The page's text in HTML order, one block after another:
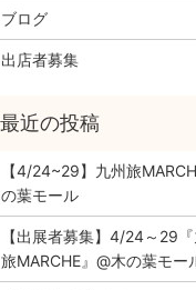
ブログ
出店者募集
【4/24~29】九州旅
の葉モール
【出展者募集】4/24～29
旅MARCHE』@木の葉モー